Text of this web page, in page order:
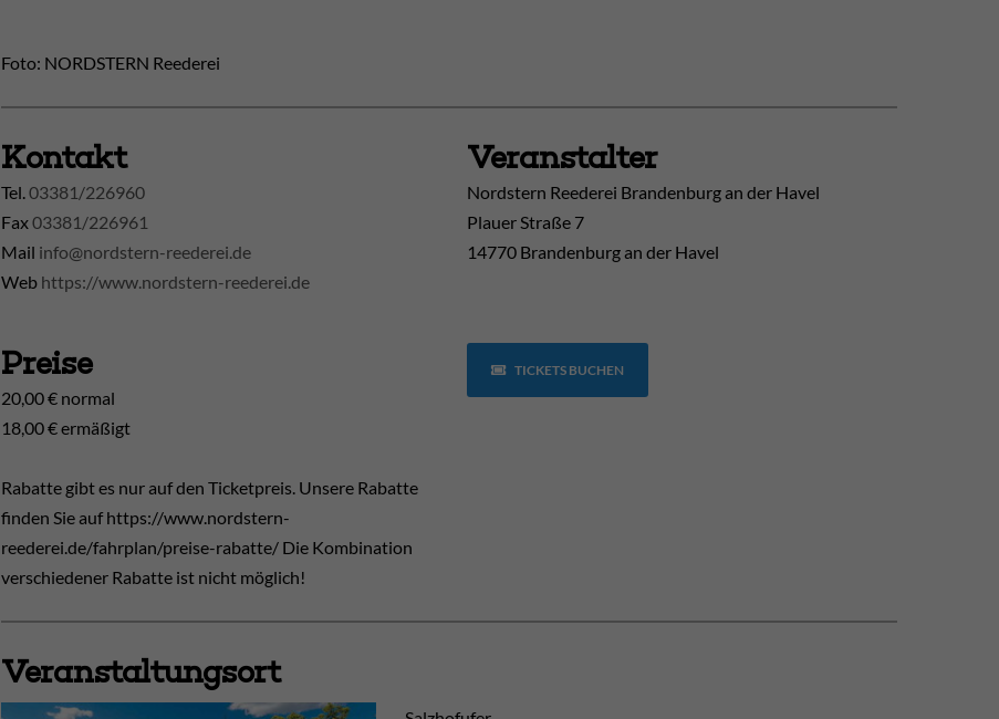
Foto: NORDSTERN Reederei
Kontakt
Tel.03381/226960
Fax03381/226961
Mail info@nordstern-reederei.de
Web https://www.nordstern-reederei.de
Veranstalter
Nordstern Reederei Brandenburg an der Havel
Plauer Straße 7
14770 Brandenburg an der Havel
Preise
20,00 € normal
18,00 € ermäßigt
Rabatte gibt es nur auf den Ticketpreis. Unsere Rabatte
finden Sie auf https://www.nordstern-
reederei.de/fahrplan/preise-rabatte/ Die Kombination
verschiedener Rabatte ist nicht möglich!
TICKETS BUCHEN
Veranstaltungsort